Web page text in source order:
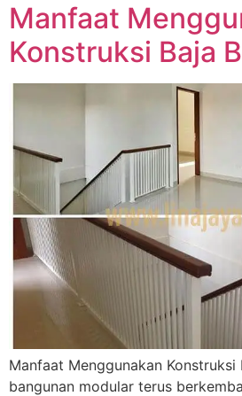
Manfaat
Konstruksi Baja
Manfaat Menggunakan Konstruksi
bangunan modular terus